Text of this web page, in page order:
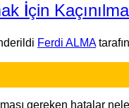
İçin
Ferdi ALMA
gereken hatalar